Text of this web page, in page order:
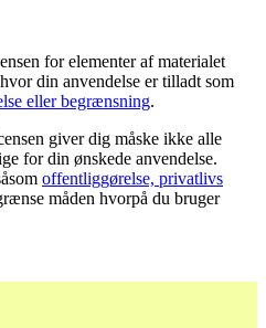
for elementer af materialet
din anvendelse er tilladt som
eller begrænsning.
giver dig måske ikke alle
for din ønskede anvendelse.
offentliggørelse, privatlivs
måden hvorpå du bruger